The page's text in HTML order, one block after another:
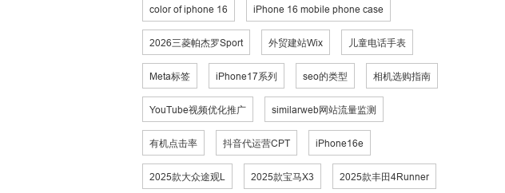
color of iphone 16 iPhone 16 mobile phone case
2026三菱帕杰罗Sport 外贸建站Wix 儿童电话手表
Meta标签 iPhone17系列 seo的类型 相机选购指南
YouTube视频优化推广 similarweb网站流量监测
有机点击率 抖音代运营CPT iPhone16e
2025款大众途观L 2025款宝马X3 2025款丰田4Runner